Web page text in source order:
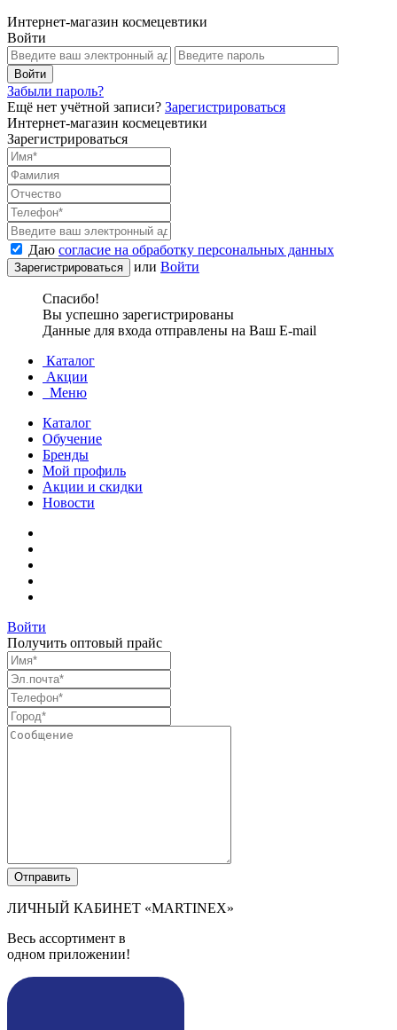
Интернет-магазин космецевтики
Войти
Забыли пароль?
Ещё нет учётной записи? Зарегистрироваться
Интернет-магазин космецевтики
Зарегистрироваться
Даю согласие на обработку персональных данных
или Войти
Спасибо!
Вы успешно зарегистрированы
Данные для входа отправлены на Ваш E-mail
Каталог
Акции
Меню
Каталог
Обучение
Бренды
Мой профиль
Акции и скидки
Новости
Войти
Получить оптовый прайс
ЛИЧНЫЙ КАБИНЕТ «MARTINEX»
Весь ассортимент в
одном приложении!